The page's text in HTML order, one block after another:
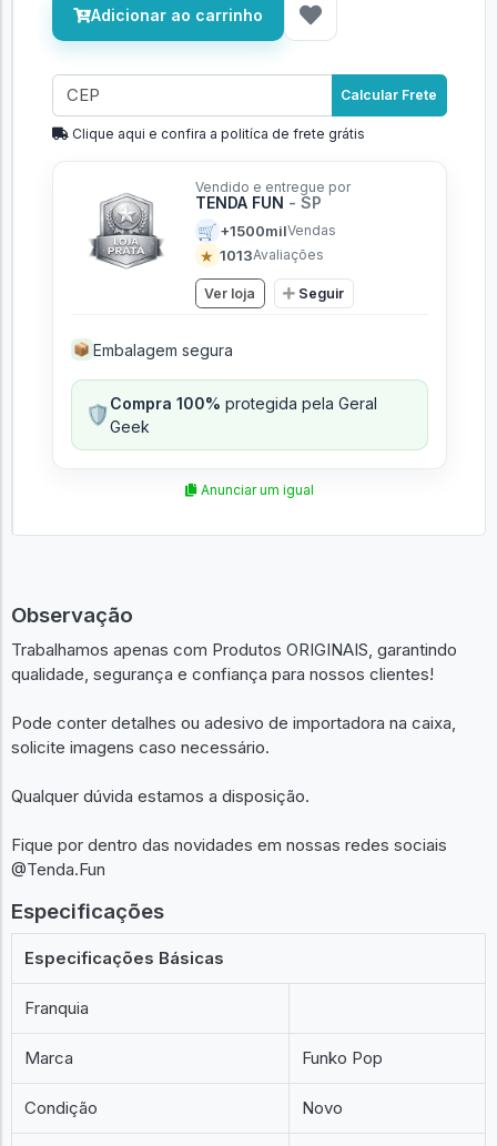
Adicionar ao carrinho
Calcular Frete
Clique aqui e confira a politíca de frete grátis
Vendido e entregue por
TENDA FUN - SP
🛒 +1500milVendas
★ 1013Avaliações
Ver loja Seguir
📦 Embalagem segura
🛡️Compra 100% protegida pela Geral
Geek
Anunciar um igual
Observação
Trabalhamos apenas com Produtos ORIGINAIS, garantindo
qualidade, segurança e confiança para nossos clientes!
Pode conter detalhes ou adesivo de importadora na caixa,
solicite imagens caso necessário.
Qualquer dúvida estamos a disposição.
Fique por dentro das novidades em nossas redes sociais
@Tenda.Fun
Especificações
Especificações Básicas
Franquia
Marca Funko Pop
Condição Novo